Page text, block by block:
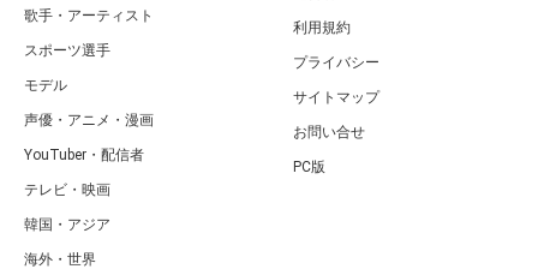
歌手・アーティスト
スポーツ選手
モデル
声優・アニメ・漫画
YouTuber・配信者
テレビ・映画
韓国・アジア
海外・世界
利用規約
プライバシー
サイトマップ
お問い合せ
PC版